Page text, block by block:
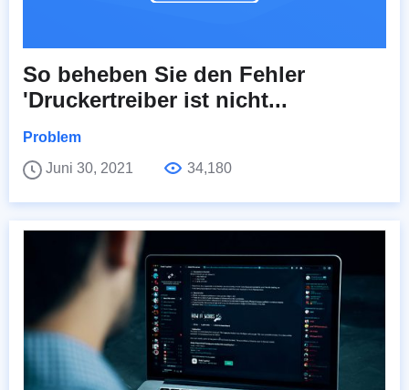
So beheben Sie den Fehler
'Druckertreiber ist nicht...
Problem
Juni 30, 2021
34,180